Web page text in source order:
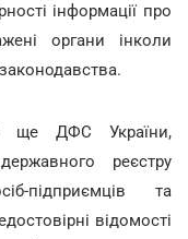
інформації про
органи інколи
ще ДФС України,
реєстру
підприємців та
відомості